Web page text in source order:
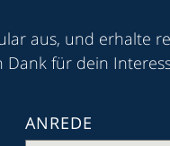
aus, und erhalte
Dank für dein
ANREDE